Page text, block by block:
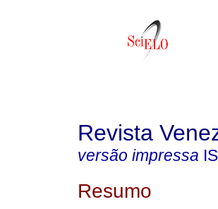
Revista
versão impressa
Resumo